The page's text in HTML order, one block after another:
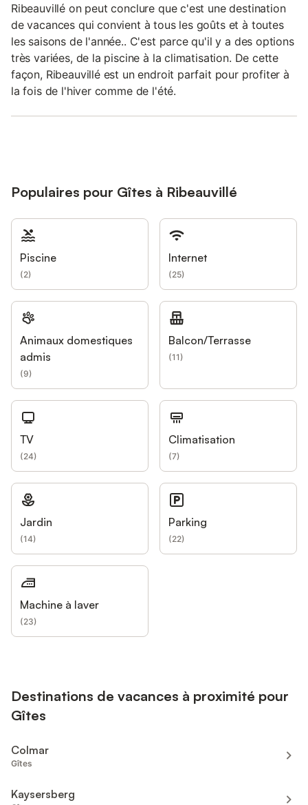
Ribeauvillé on peut conclure que c'est une destination
de vacances qui convient à tous les goûts et à toutes
les saisons de l'année.. C'est parce qu'il y a des options
très variées, de la piscine à la climatisation. De cette
façon, Ribeauvillé est un endroit parfait pour profiter à
la fois de l'hiver comme de l'été.
Populaires pour Gîtes à Ribeauvillé
Piscine
(2)
Internet
(25)
Animaux domestiques
admis
(9)
Balcon/Terrasse
(11)
TV
(24)
Climatisation
(7)
Jardin
(14)
Parking
(22)
Machine à laver
(23)
Destinations de vacances à proximité pour
Gîtes
Colmar
Gîtes
Kaysersberg